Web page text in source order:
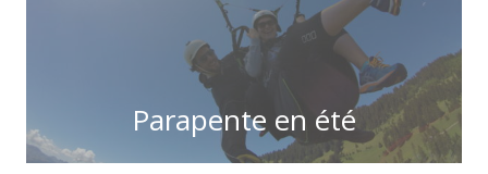
Parapente en été